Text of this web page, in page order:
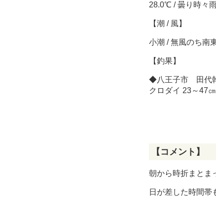
28.0℃ / 曇り時々
【潮 / 風】
小潮 / 無風のち南
【釣果】
◆八王子市 田代
クロダイ 23～
【コメント】
朝から時折まとま
日が差した時間帯